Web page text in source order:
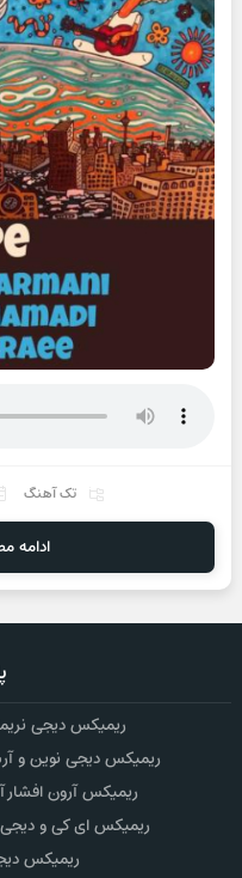
تک آهنگ
ادامه
ریمیکس دیجی
ریمیکس دیجی نوین و
ریمیکس آرون افشار
ریمیکس ای کی و دیجی
ریمیکس